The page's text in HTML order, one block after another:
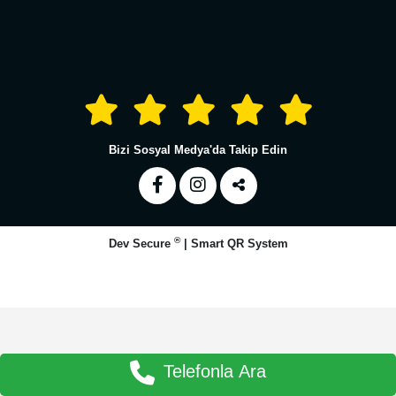
Bizi Sosyal Medya'da Takip Edin
Dev Secure ® | Smart QR System
Telefonla Ara